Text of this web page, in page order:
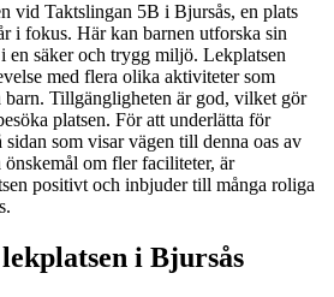
vid Taktslingan 5B i Bjursås, en plats
i fokus. Här kan barnen utforska sin
en säker och trygg miljö. Lekplatsen
med flera olika aktiviteter som
barn. Tillgängligheten är god, vilket gör
platsen. För att underlätta för
sidan som visar vägen till denna oas av
om fler faciliteter, är
positivt och inbjuder till många roliga
i Bjursås